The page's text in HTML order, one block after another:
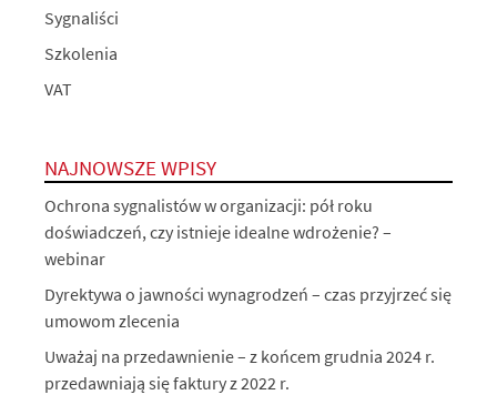
Sygnaliści
Szkolenia
VAT
NAJNOWSZE WPISY
Ochrona sygnalistów w organizacji: pół roku
doświadczeń, czy istnieje idealne wdrożenie? –
webinar
Dyrektywa o jawności wynagrodzeń – czas przyjrzeć się
umowom zlecenia
Uważaj na przedawnienie – z końcem grudnia 2024 r.
przedawniają się faktury z 2022 r.